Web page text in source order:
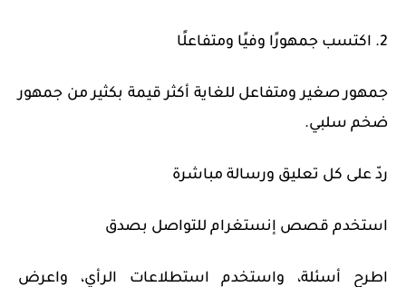
2. اكتسب جمهورًا وفيًا ومتفاعلًا
جمهور صغير ومتفاعل للغاية أكثر قيمة بكثير من جمهور
ضخم سلبي.
ردّ على كل تعليق ورسالة مباشرة
استخدم قصص إنستغرام للتواصل بصدق
اطرح أسئلة، واستخدم استطلاعات الرأي، واعرض